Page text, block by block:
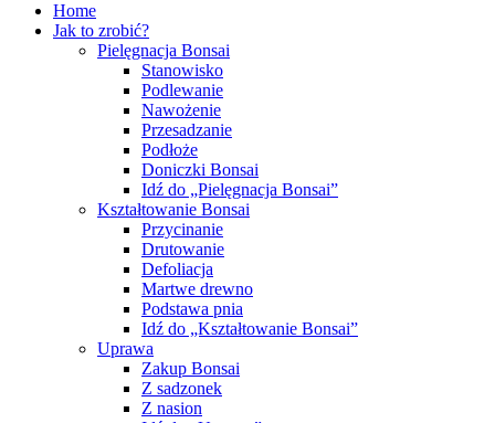
Home
Jak to zrobić?
Pielęgnacja Bonsai
Stanowisko
Podlewanie
Nawożenie
Przesadzanie
Podłoże
Doniczki Bonsai
Idź do „Pielęgnacja Bonsai”
Kształtowanie Bonsai
Przycinanie
Drutowanie
Defoliacja
Martwe drewno
Podstawa pnia
Idź do „Kształtowanie Bonsai”
Uprawa
Zakup Bonsai
Z sadzonek
Z nasion